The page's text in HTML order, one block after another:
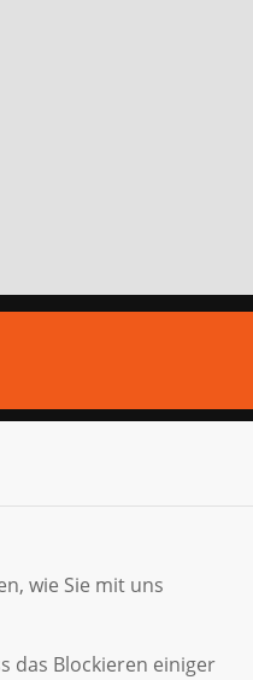
wie Sie mit uns
das Blockieren einiger